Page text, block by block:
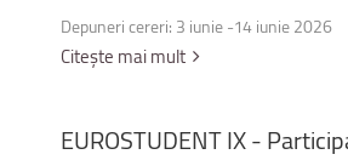
Depuneri cereri: 3 iunie -14 iunie 2026
Citește mai mult
EUROSTUDENTIX-